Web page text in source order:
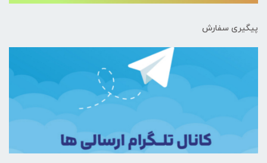
پیگیری سفارش